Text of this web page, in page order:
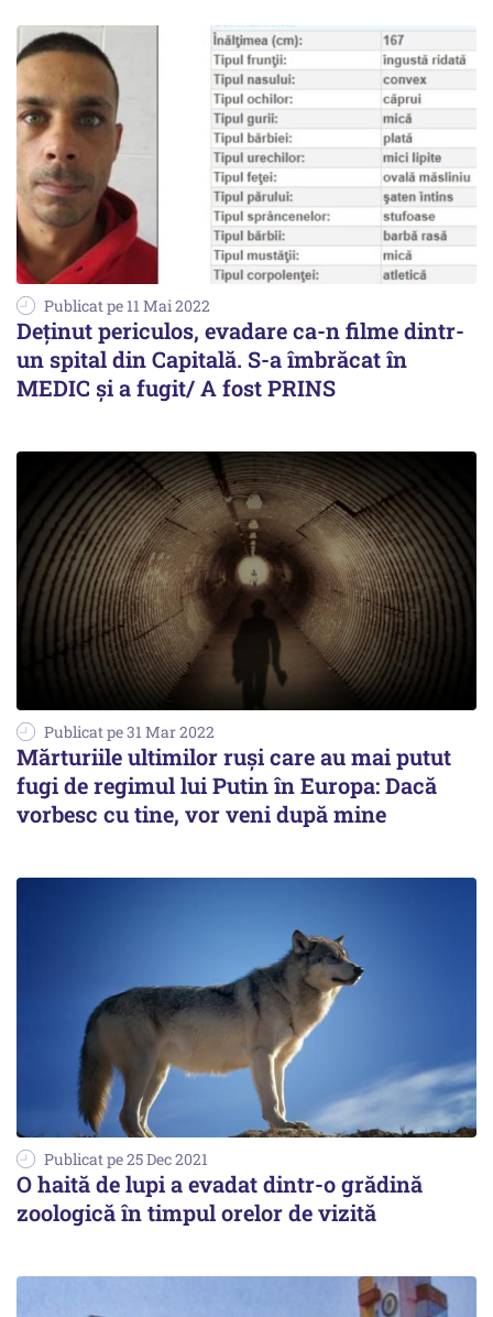
Publicat pe 11 Mai 2022
Deținut periculos, evadare ca-n filme dintr-
un spital din Capitală. S-a îmbrăcat în
MEDIC și a fugit/ A fost PRINS
Publicat pe 31 Mar 2022
Mărturiile ultimilor ruși care au mai putut
fugi de regimul lui Putin în Europa: Dacă
vorbesc cu tine, vor veni după mine
Publicat pe 25 Dec 2021
O haită de lupi a evadat dintr-o grădină
zoologică în timpul orelor de vizită